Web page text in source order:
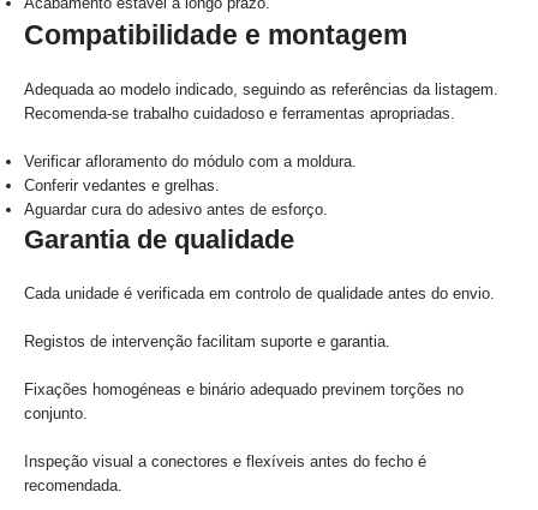
Compatibilidade e montagem
Adequada ao modelo indicado, seguindo as referências da listagem.
Recomenda-se trabalho cuidadoso e ferramentas apropriadas.
Verificar afloramento do módulo com a moldura.
Conferir vedantes e grelhas.
Aguardar cura do adesivo antes de esforço.
Garantia de qualidade
Cada unidade é verificada em controlo de qualidade antes do envio.
Registos de intervenção facilitam suporte e garantia.
Fixações homogéneas e binário adequado previnem torções no
conjunto.
Inspeção visual a conectores e flexíveis antes do fecho é
recomendada.